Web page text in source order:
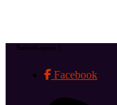
Suivez-nous !
Facebook